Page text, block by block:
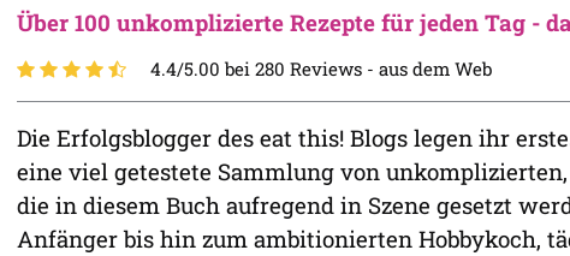
Über 100 unkomplizierte Rezepte für jeden Tag -
4.4/5.00 bei 280 Reviews - aus dem Web
Die Erfolgsblogger des eat this! Blogs legen ihr
eine viel getestete Sammlung von
die in diesem Buch aufregend in Szene gesetzt
Anfänger bis hin zum ambitionierten Hobbykoch,